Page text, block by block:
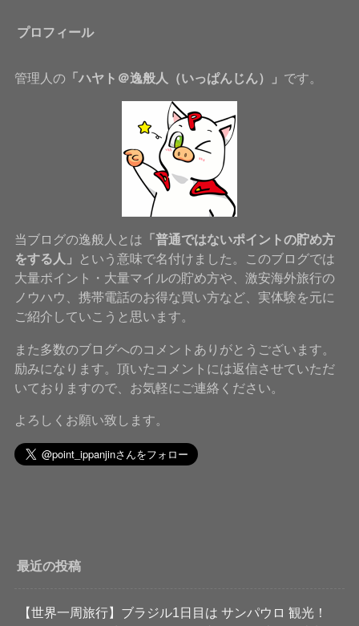
プロフィール
管理人の「ハヤト＠逸般人（いっぱんじん）」 です。
当ブログの逸般人とは 「普通ではないポイントの貯め方
をする人」
という意味で名付けました。このブログでは
大量ポイント・大量マイルの貯め方や、激安海外旅行の
ノウハウ、携帯電話のお得な買い方など、実体験を元に
ご紹介していこうと思います。
また多数のブログへのコメントありがとうございます。
励みになります。頂いたコメントには返信させていただ
いておりますので、お気軽にご連絡ください。
よろしくお願い致します。
最近の投稿
【世界一周旅行】ブラジル1日目は サンパウロ 観光！